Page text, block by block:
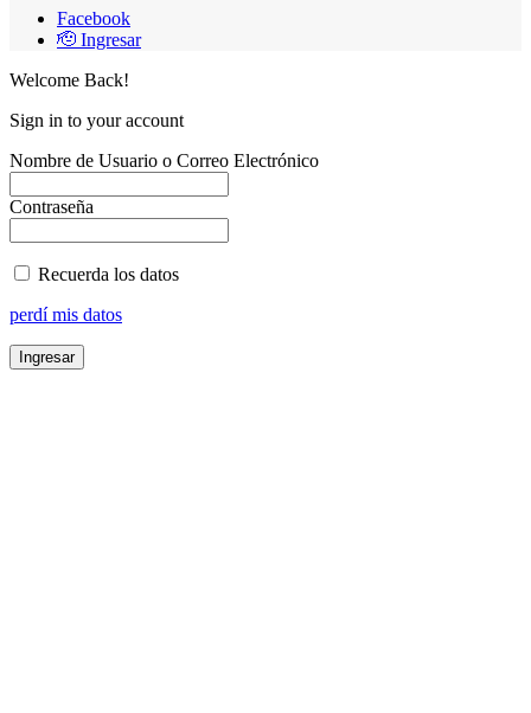
Facebook
🫡 Ingresar
Welcome Back!
Sign in to your account
Nombre de Usuario o Correo Electrónico
Contraseña
Recuerda los datos
perdí mis datos